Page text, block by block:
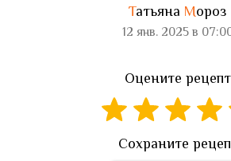
Татьяна Мороз
12 янв. 2025 в
Оцените рецепт
Сохраните